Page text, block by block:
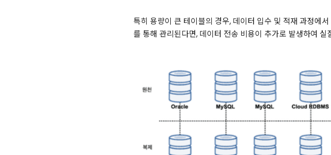
특히 용량이 큰 테이블의 경우, 데이터 입수 및 적재 과정에
를 통해 관리된다면, 데이터 전송 비용이 추가로 발생하여